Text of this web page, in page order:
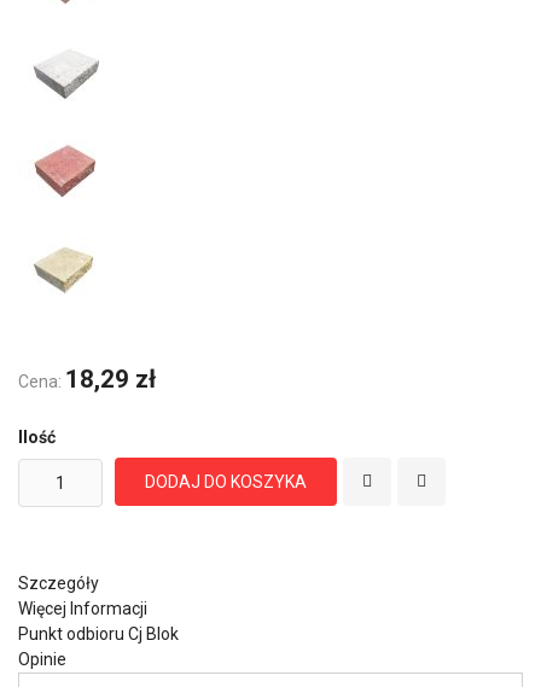
Cena: 18,29 zł
Ilość
DODAJ DO KOSZYKA
Szczegóły
Więcej Informacji
Punkt odbioru Cj Blok
Opinie